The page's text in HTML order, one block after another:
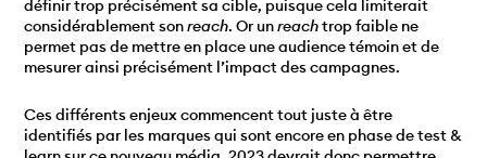
définir trop précisément sa cible, puisque cela limiterait
considérablement sonreach. Or unreachtrop faible ne
permet pas de mettre en place une audience témoin et de
mesurer ainsi précisément l’impact des campagnes.
Ces différents enjeux commencent tout juste à être
identifiés par les marques qui sont encore en phase de test &